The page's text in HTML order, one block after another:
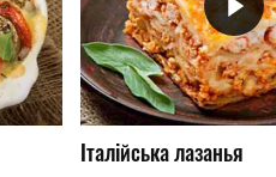
Італійська лазанья